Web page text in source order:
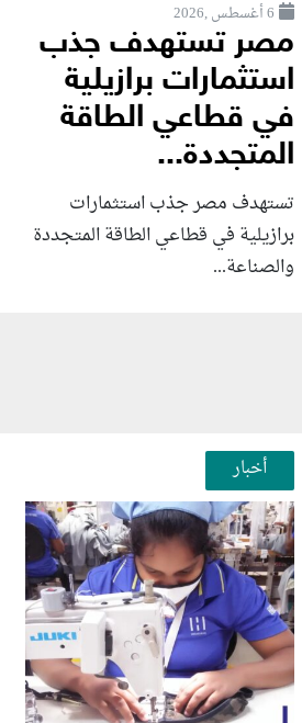
6 أغسطس ,2026
مصر تستهدف جذب
استثمارات برازيلية
في قطاعي الطاقة
المتجددة...
تستهدف مصر جذب استثمارات
برازيلية في قطاعي الطاقة المتجددة
والصناعة...
أخبار